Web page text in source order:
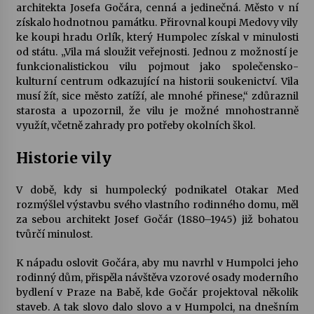
architekta Josefa Gočára, cenná a jedinečná. Město v ní
získalo hodnotnou památku. Přirovnal koupi Medovy vily
ke koupi hradu Orlík, který Humpolec získal v minulosti
od státu. „Vila má sloužit veřejnosti. Jednou z možností je
funkcionalistickou vilu pojmout jako společensko-
kulturní centrum odkazující na historii soukenictví. Vila
musí žít, sice město zatíží, ale mnohé přinese,“ zdůraznil
starosta a upozornil, že vilu je možné mnohostranně
využít, včetně zahrady pro potřeby okolních škol.
Historie vily
V době, kdy si humpolecký podnikatel Otakar Med
rozmýšlel výstavbu svého vlastního rodinného domu, měl
za sebou architekt Josef Gočár (1880–1945) již bohatou
tvůrčí minulost.
K nápadu oslovit Gočára, aby mu navrhl v Humpolci jeho
rodinný dům, přispěla návštěva vzorové osady moderního
bydlení v Praze na Babě, kde Gočár projektoval několik
staveb. A tak slovo dalo slovo a v Humpolci, na dnešním